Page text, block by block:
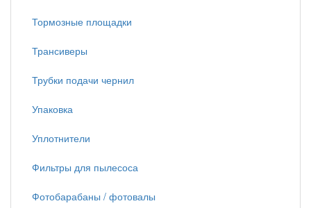
Тормозные площадки
Трансиверы
Трубки подачи чернил
Упаковка
Уплотнители
Фильтры для пылесоса
Фотобарабаны / фотовалы